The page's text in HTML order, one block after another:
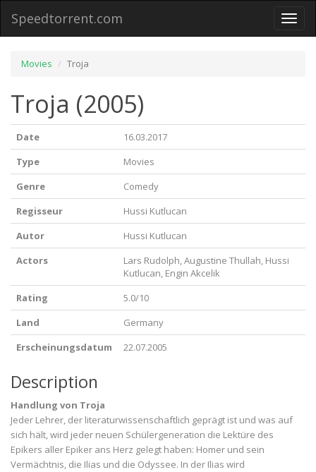
Toggle
Speedtorrent.com
Movies Troja
Troja (2005)
Date
16.03.2017
Type
Movies
Genre
Comedy
Regisseur
Hussi Kutlucan
Autor
Hussi Kutlucan
Actors
Lars Rudolph, Augustine Thullah, Hussi
Kutlucan, Engin Akcelik
Rating
5.0/10
Land
Germany
Erscheinungsdatum
22.07.2005
Description
Handlung von Troja
Jeder Lehrer, der literaturwissenschaftlich geprägt ist und was auf
sich hält, wird jeder neuen Schülergeneration die Lektüre des
Epikers aller Epiker ans Herz gelegt haben: Homer und sein
Vermächtnis, die Ilias und die Odyssee. In der Ilias wird